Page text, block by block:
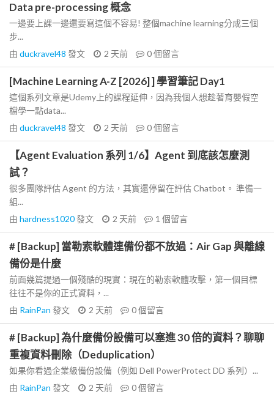
Data pre-processing 概念
一邊要上課一邊還要寫這個不容易! 整個machine learning分成三個
步...
由 duckravel48 發文 2 天前 0個留言
[Machine Learning A-Z [2026] ] 學習筆記 Day1
這個系列文章是Udemy上的課程延伸，因為我個人想趁著育嬰假空
檔學一點data...
由 duckravel48 發文 2 天前 0個留言
【Agent Evaluation 系列 1/6】Agent 到底該怎麼測
試？
很多團隊評估 Agent 的方法，其實還停留在評估 Chatbot。 準備一
組...
由 hardness1020發文 2 天前 1 個留言
# [Backup] 當勒索軟體連備份都不放過：Air Gap 與離線
備份是什麼
前面幾篇提過一個殘酷的現實：現在的勒索軟體攻擊，第一個目標
往往不是你的正式資料，...
由 RainPan 發文 2 天前 0個留言
# [Backup] 為什麼備份設備可以塞進 30 倍的資料？聊聊
重複資料刪除（Deduplication）
如果你看過企業級備份設備（例如 Dell PowerProtect DD 系列）...
由 RainPan 發文 2 天前 0個留言